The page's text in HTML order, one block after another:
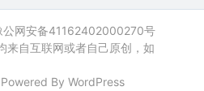
公网安备41162402000270号
来自互联网或者自己原创，如
Powered By WordPress